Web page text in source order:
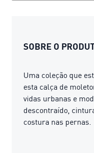
SOBRE O
Uma coleção que
esta calça de
vidas urbanas e
descontraído,
costura nas pernas.